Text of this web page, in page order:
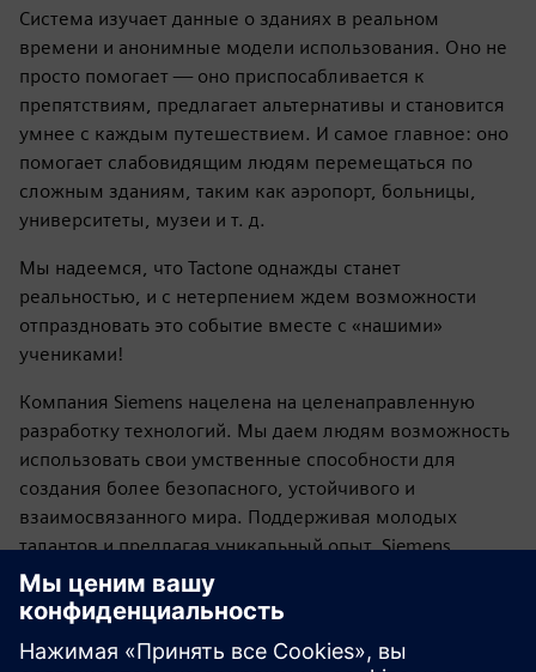
Система изучает данные о зданиях в реальном
времени и анонимные модели использования. Оно не
просто помогает — оно приспосабливается к
препятствиям, предлагает альтернативы и становится
умнее с каждым путешествием. И самое главное: оно
помогает слабовидящим людям перемещаться по
сложным зданиям, таким как аэропорт, больницы,
университеты, музеи и т. д.
Мы надеемся, что Tactone однажды станет
реальностью, и с нетерпением ждем возможности
отпраздновать это событие вместе с «нашими»
учениками!
Компания Siemens нацелена на целенаправленную
разработку технологий. Мы даем людям возможность
использовать свои умственные способности для
создания более безопасного, устойчивого и
взаимосвязанного мира. Поддерживая молодых
талантов и предлагая уникальный опыт, Siemens
помогает проложить путь к успешной карьере в
цифровую эпоху.
Присоединяйтесь к нам и станьте частью цифрового